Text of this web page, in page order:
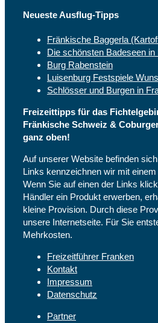
Neueste Ausflug-Tipps
Fränkische Baggerla
Die schönsten Badeseen in
Burg Rabenstein
Luisenburg Festspiele
Schlösser und Burgen in
Freizeittipps für das
Fränkische Schweiz &
ganz oben!
Auf unserer Website befinden
Links kennzeichnen wir mit
Wenn Sie auf einen der Links
Händler ein Produkt erwerben,
kleine Provision. Durch diese
unsere Internetseite. Für Sie
Mehrkosten.
Freizeitführer Franken
Kontakt
Impressum
Datenschutz
Partner